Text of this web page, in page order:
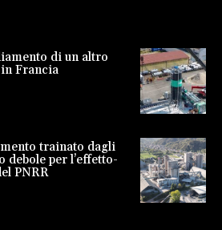
di un altro
Francia
trainato dagli
debole per l’effetto-
PNRR